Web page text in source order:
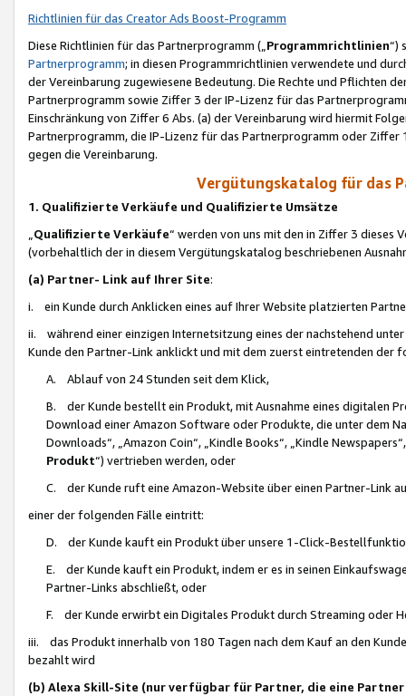
Richtlinien für das Creator Ads Boost-Programm
Diese Richtlinien für das Partnerprogramm („Programmrichtlinien“)
Partnerprogramm; in diesen Programmrichtlinien verwendete und
der Vereinbarung zugewiesene Bedeutung. Die Rechte und Pflichten
Partnerprogramm sowie Ziffer 3 der IP-Lizenz für das
Einschränkung von Ziffer 6 Abs. (a) der Vereinbarung wird hiermit
Partnerprogramm, die IP-Lizenz für das Partnerprogramm oder
gegen die Vereinbarung.
Vergütungskatalog für das
1. Qualifizierte Verkäufe und Qualifizierte Umsätze
Qualifizierte Verkäufe“ werden von uns mit den in Ziffer 3
(vorbehaltlich der in diesem Vergütungskatalog beschriebenen
(a) Partner- Link auf Ihrer Site:
i. ein Kunde durch Anklicken eines auf Ihrer Website platzierten
ii. während einer einzigen Internetsitzung eines der nachstehend
Kunde den Partner-Link anklickt und mit dem zuerst eintretenden der
A. Ablauf von 24 Stunden seit dem Klick,
B. der Kunde bestellt ein Produkt, mit Ausnahme eines digitalen
Download einer Amazon Software oder Produkte, die unter dem
Downloads“, „Amazon Coin“, „Kindle Books“, „Kindle
Produkt“) vertrieben werden, oder
C. der Kunde ruft eine Amazon-Website über einen Partner-Link
einer der folgenden Fälle eintritt:
D. der Kunde kauft ein Produkt über unsere 1-Click-
E. der Kunde kauft ein Produkt, indem er es in seinen
Partner-Links abschließt, oder
F. der Kunde erwirbt ein Digitales Produkt durch Streaming oder
iii. das Produkt innerhalb von 180 Tagen nach dem Kauf an den
bezahlt wird
(b) Alexa Skill-Site (nur verfügbar für Partner, die eine